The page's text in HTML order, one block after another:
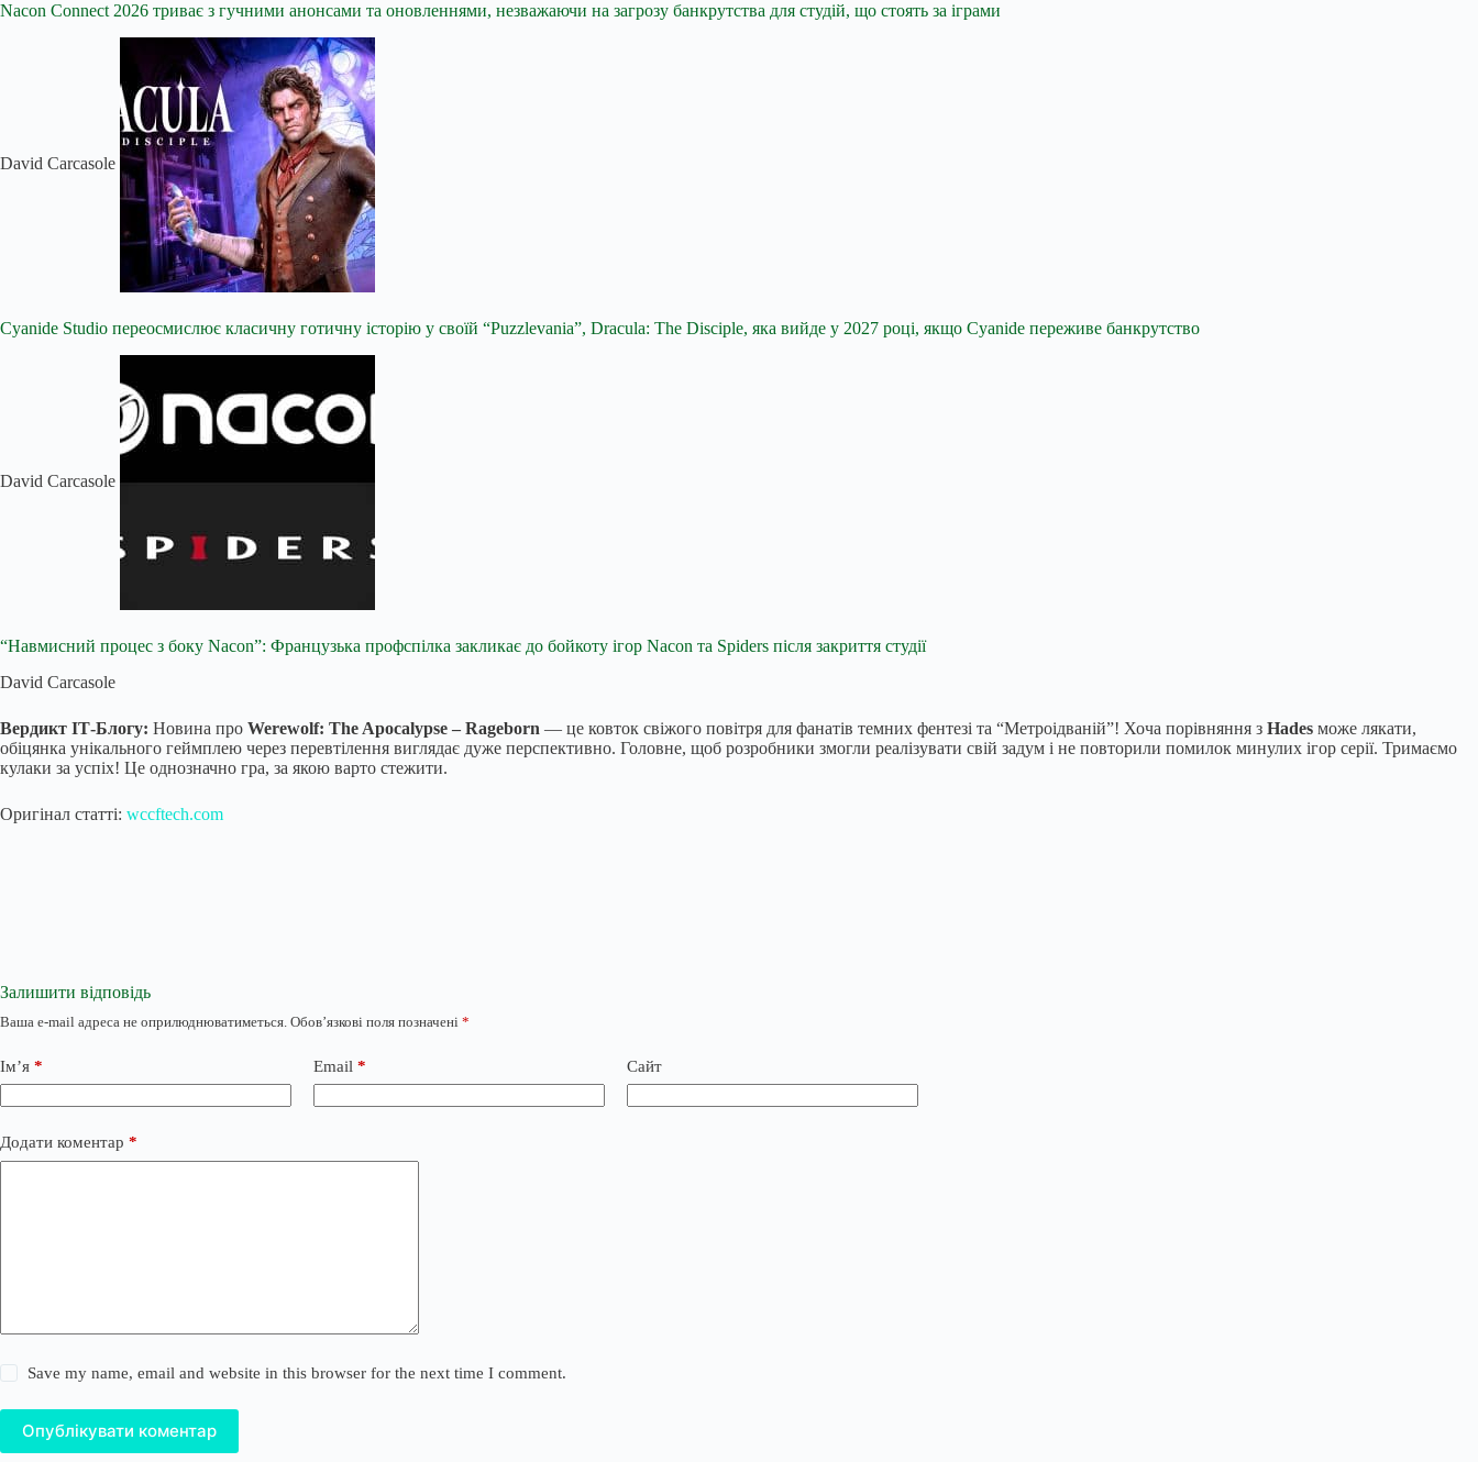
Nacon Connect 2026 триває з гучними анонсами та оновленнями, незважаючи на загрозу банкрутства для студій, що стоять за іграми
David Carcasole
Cyanide Studio переосмислює класичну готичну історію у своїй “Puzzlevania”, Dracula: The Disciple, яка вийде у 2027 році, якщо Cyanide переживе банкрутство
David Carcasole
“Навмисний процес з боку Nacon”: Французька профспілка закликає до бойкоту ігор Nacon та Spiders після закриття студії
David Carcasole
Вердикт ІТ-Блогу: Новина про Werewolf: The Apocalypse – Rageborn — це ковток свіжого повітря для фанатів темних фентезі та “Метроідваній”! Хоча порівняння з Hades може лякати,
обіцянка унікального геймплею через перевтілення виглядає дуже перспективно. Головне, щоб розробники змогли реалізувати свій задум і не повторили помилок минулих ігор серії. Тримаємо
кулаки за успіх! Це однозначно гра, за якою варто стежити.
Оригінал статті: wccftech.com
Залишити відповідь
Ваша e-mail адреса не оприлюднюватиметься. Обов’язкові поля позначені *
Ім’я * Email * Сайт
Додати коментар *
Save my name, email and website in this browser for the next time I comment.
Опублікувати коментар